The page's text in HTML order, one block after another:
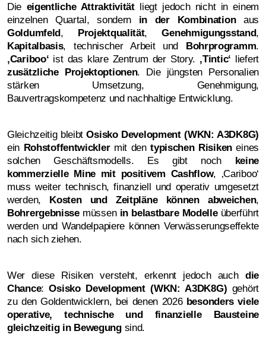
Die eigentliche Attraktivitätliegt jedoch nicht in einem
einzelnen Quartal, sondern in der Kombinationaus
Goldumfeld, Projektqualität,Genehmigungsstand,
Kapitalbasis, technischer Arbeit und Bohrprogramm.
‚Cariboo‘ ist das klare Zentrum der Story. ‚Tintic‘ liefert
zusätzliche Projektoptionen. Die jüngsten Personalien
stärken Umsetzung, Genehmigung,
Bauvertragskompetenz und nachhaltige Entwicklung.
Gleichzeitig bleibtOsisko Development (WKN: A3DK8G)
ein Rohstoffentwicklermit dentypischen Risikeneines
solchen Geschäftsmodells. Es gibt noch keine
kommerzielle Mine mit positivem Cashflow, ‚Cariboo‘
muss weiter technisch, finanziell und operativ umgesetzt
werden, Kosten und Zeitpläne können abweichen,
Bohrergebnissemüssen in belastbare Modelle überführt
werden und Wandelpapiere können Verwässerungseffekte
nach sich ziehen.
Wer diese Risiken versteht, erkennt jedoch auch die
Chance:Osisko Development (WKN: A3DK8G) gehört
zu den Goldentwicklern, bei denen 2026 besonders viele
operative, technische und finanzielle Bausteine
gleichzeitig in Bewegungsind.